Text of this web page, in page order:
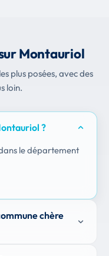
Montauriol
plus posées, avec des
loin.
?
le département
chère